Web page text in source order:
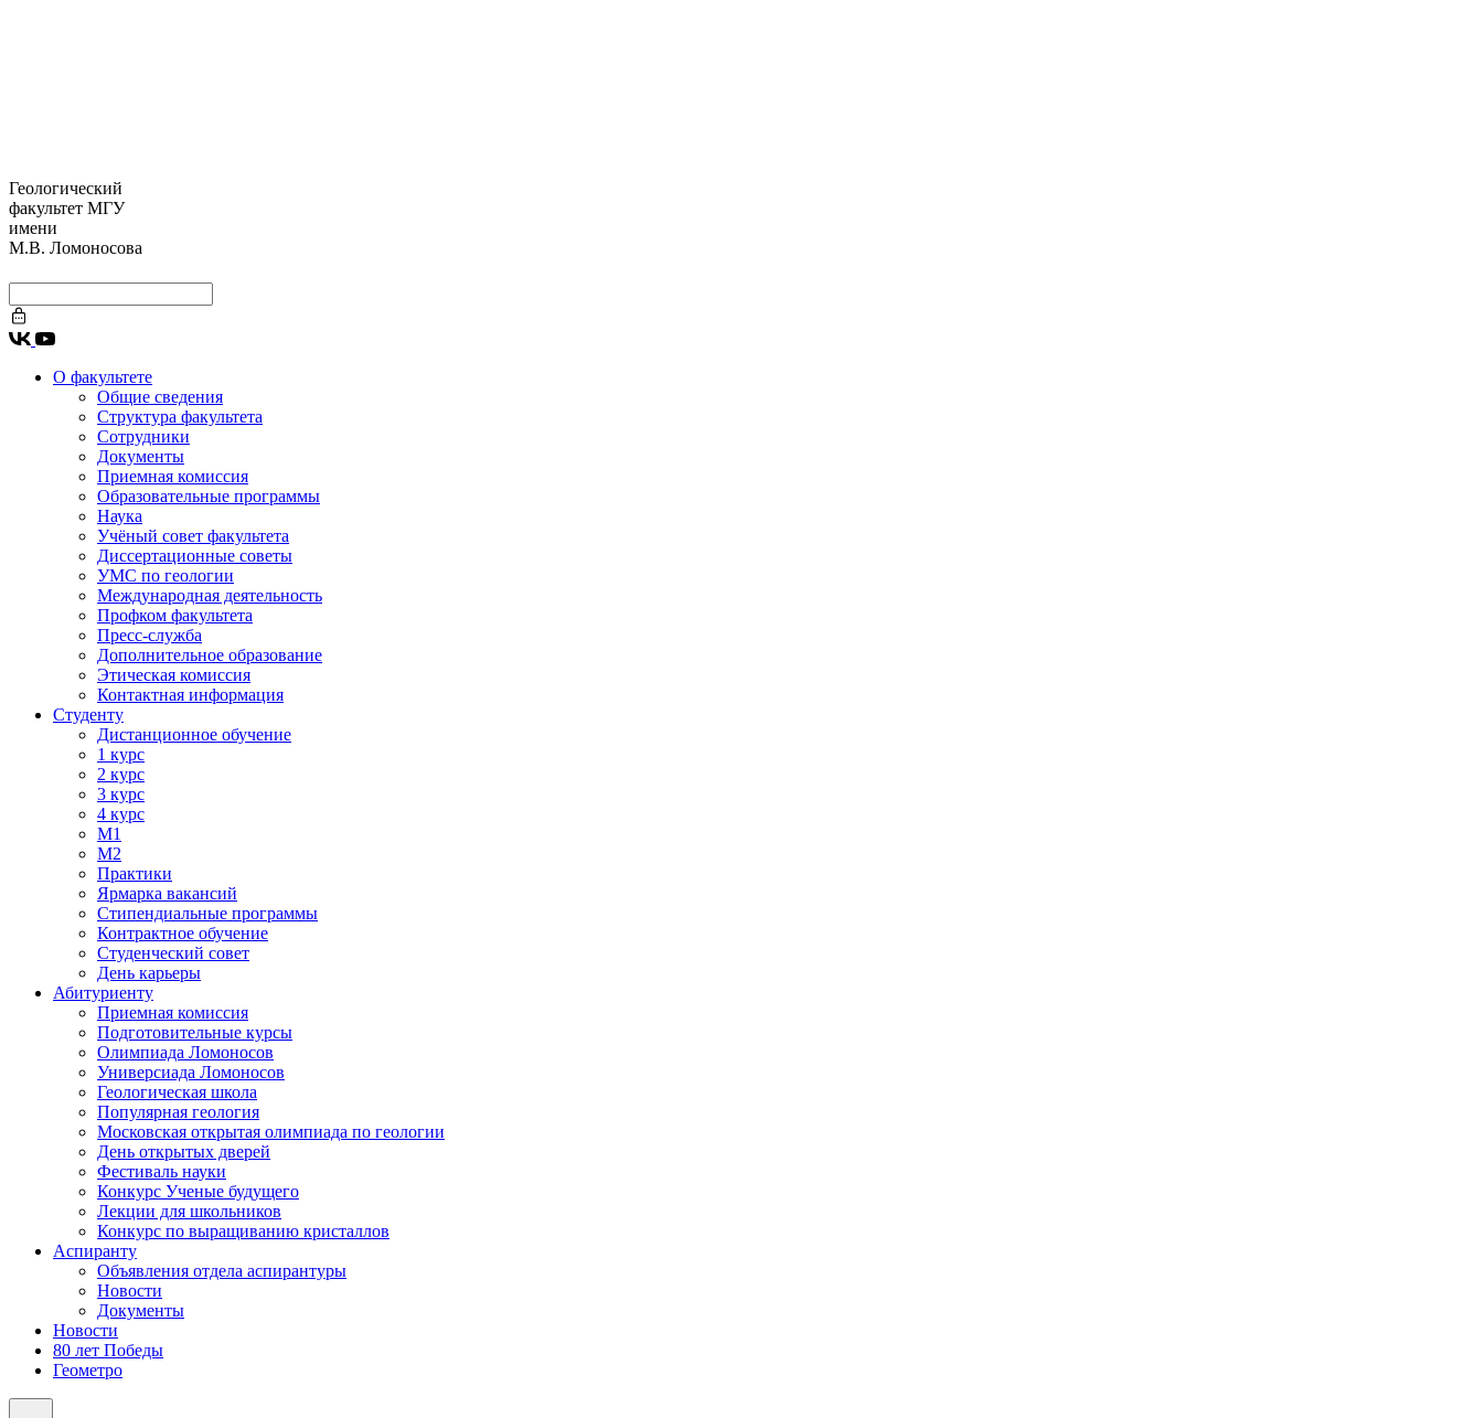
Геологический
факультет МГУ
имени
М.В. Ломоносова
О факультете
Общие сведения
Структура факультета
Сотрудники
Документы
Приемная комиссия
Образовательные программы
Наука
Учёный совет факультета
Диссертационные советы
УМС по геологии
Международная деятельность
Профком факультета
Пресс-служба
Дополнительное образование
Этическая комиссия
Контактная информация
Студенту
Дистанционное обучение
1 курс
2 курс
3 курс
4 курс
М1
М2
Практики
Ярмарка вакансий
Стипендиальные программы
Контрактное обучение
Студенческий совет
День карьеры
Абитуриенту
Приемная комиссия
Подготовительные курсы
Олимпиада Ломоносов
Универсиада Ломоносов
Геологическая школа
Популярная геология
Московская открытая олимпиада по геологии
День открытых дверей
Фестиваль науки
Конкурс Ученые будущего
Лекции для школьников
Конкурс по выращиванию кристаллов
Аспиранту
Объявления отдела аспирантуры
Новости
Документы
Новости
80 лет Победы
Геометро